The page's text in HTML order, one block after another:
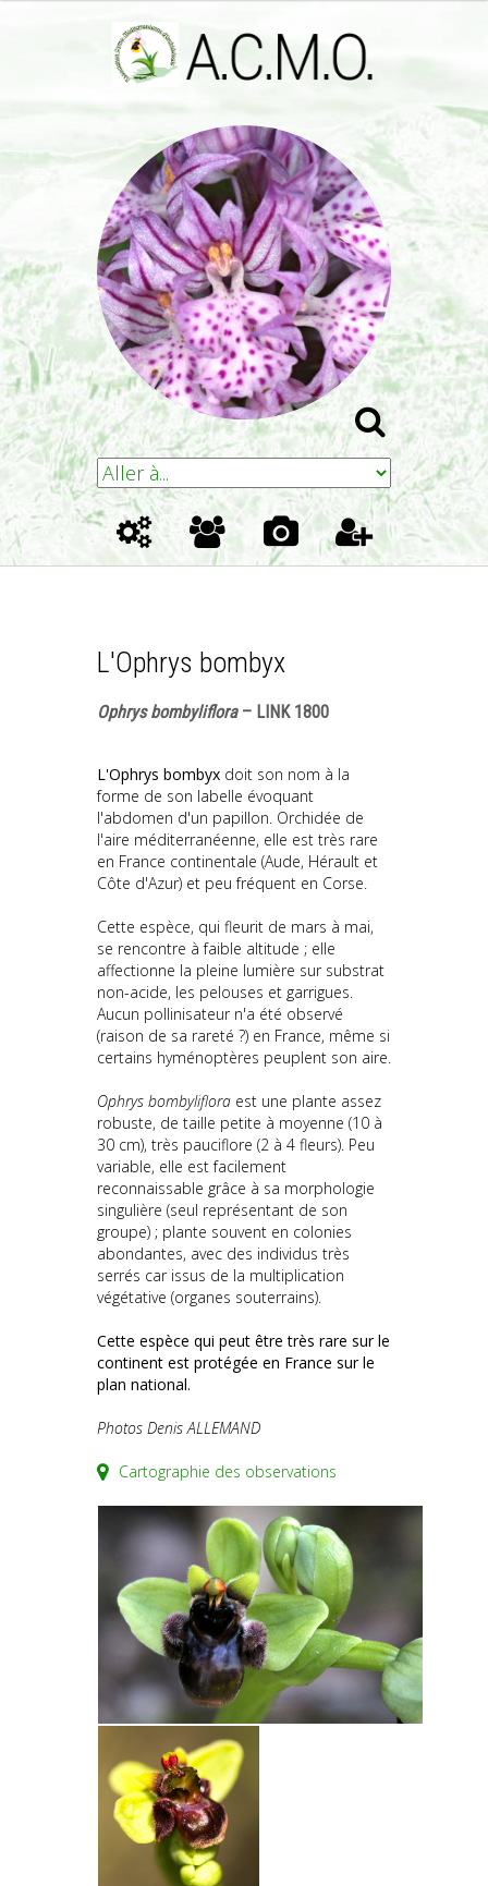
L'Ophrys bombyx
Ophrys bombyliflora– LINK 1800
L'Ophrys bombyx doit son nom à la
forme de son labelle évoquant
l'abdomen d'un papillon. Orchidée de
l'aire méditerranéenne, elle est très rare
en France continentale (Aude, Hérault et
Côte d'Azur) et peu fréquent en Corse.
Cette espèce, qui fleurit de mars à mai,
se rencontre à faible altitude ; elle
affectionne la pleine lumière sur substrat
non-acide, les pelouses et garrigues.
Aucun pollinisateur n'a été observé
(raison de sa rareté ?) en France, même si
certains hyménoptères peuplent son aire.
Ophrys bombyliflora est une plante assez
robuste, de taille petite à moyenne (10 à
30 cm), très pauciflore (2 à 4 fleurs). Peu
variable, elle est facilement
reconnaissable grâce à sa morphologie
singulière (seul représentant de son
groupe) ; plante souvent en colonies
abondantes, avec des individus très
serrés car issus de la multiplication
végétative (organes souterrains).
Cette espèce qui peut être très rare sur le
continent est protégée en France sur le
plan national.
Photos Denis ALLEMAND
Cartographie des observations